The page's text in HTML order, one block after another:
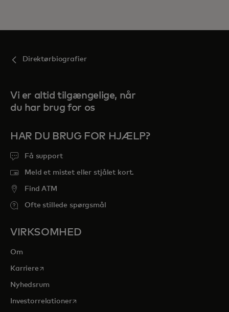
Direktørbiografier
Vi er altid tilgængelige, når
du har brug for os
HAR DU BRUG FOR HJÆLP?
Få support
Meld et mistet eller stjålet kort.
Find ATM
Ofte stillede spørgsmål
VIRKSOMHED
Om
Karriereopens in a new tab
Nyhedsrum
Investorrelationeropens in a new tab